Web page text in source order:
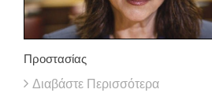
Προστασίας
Διαβάστε Περισσότερα